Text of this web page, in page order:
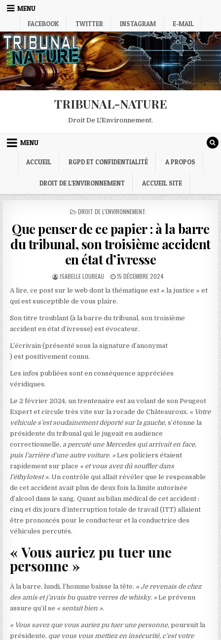
Skip
MENU
FACEBOOK
TWITTER INSTAGRAM E-MAIL
TRIBUNAL-NATURE
Droit De L'Environnement.
MENU
ACCUEIL RGPD ET CONFIDENTIALITÉ A PROPOS
DROIT DE L’ENVIRONNEMENT ACCUEIL SITE
POSTED
DROIT DE L'ENVIRONNEMENT:
Que penser de ce papier : à la barre
du tribunal, son troisième accident
en état d’ivresse
AUTHOR:
ISABELLE LOUBEAU
PUBLISHED
15 DÉCEMBRE 2024
A lire, ce post sur le web dont la thématique est « la justice » et
qui est susceptible de vous plaire.
Son titre troublant (à la barre du tribunal, son troisième
accident en état d’ivresse) est évocateur.
L’écrivain (présenté sous la signature d’anonymat
) est positivement connu.
Les infos publiées sont en conséquence appréciées
véridiques.
Le 2 février 2024, un trentenaire est au volant de son Peugeot
Expert et circule très vite sur la rocade de Châteauroux. « Votre
véhicule s’est soudainement déporté sur la gauche,s’étonne la
présidente du tribunal qui le jugeait en audience
correctionnelle, a percuté une Mercedes qui arrivait en face,
puis l’arrière d’une autre voiture. »Les policiers étaient
rapidement sur place « et vous avez dû souffler dans
l’éthylotest ». Un contrôle qui allait révéler que le responsable
de cet accident avait plus de deux fois la limite autorisée
d’alcool dans le sang. Quant au bilan médical de cet accident :
cinq et dix jours d’interruption totale de travail (ITT) allaient
être prononcés pour le conducteur et la conductrice des
véhicules percutés.
« Vous auriez pu tuer une
personne »
À la barre, lundi, l’homme baisse la tête. « Je revenais de chez
des amis et j’avais bu quatre verres de whisky. »Le prévenu
assure qu’il se « sentait bien ».
« Vous savez que vous auriez pu tuer une personne,poursuit la
présidente, que vous vous mettiez en insécurité, c’est votre